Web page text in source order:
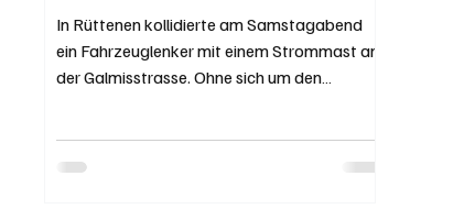
In Rüttenen kollidierte am Samstagabend
ein Fahrzeuglenker mit einem Strommast an
der Galmisstrasse. Ohne sich um den